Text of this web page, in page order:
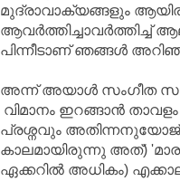
മുദ്രാവാക്യങ്ങളും
പിന്നീടാണ് ഞങ്ങള്‍
അന്ന് അയാള്‍ സംഗീത
വിമാനം ഇറങ്ങാന്‍ താവളം
പ്രശ്നവും
കാലമായിരുന്നു അത്)
ഏക്കറില്‍ അധികം)